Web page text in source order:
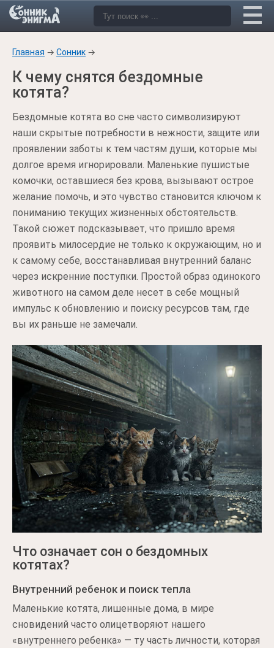
Главная → Сонник →
К чему снятся бездомные
котята?
Бездомные котята во сне часто символизируют
наши скрытые потребности в нежности, защите или
проявлении заботы к тем частям души, которые мы
долгое время игнорировали. Маленькие пушистые
комочки, оставшиеся без крова, вызывают острое
желание помочь, и это чувство становится ключом к
пониманию текущих жизненных обстоятельств.
Такой сюжет подсказывает, что пришло время
проявить милосердие не только к окружающим, но и
к самому себе, восстанавливая внутренний баланс
через искренние поступки. Простой образ одинокого
животного на самом деле несет в себе мощный
импульс к обновлению и поиску ресурсов там, где
вы их раньше не замечали.
Что означает сон о бездомных
котятах?
Внутренний ребенок и поиск тепла
Маленькие котята, лишенные дома, в мире
сновидений часто олицетворяют нашего
«внутреннего ребенка» — ту часть личности, которая